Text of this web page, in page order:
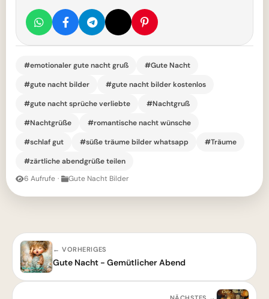
#emotionaler gute nacht gruß
#Gute Nacht
#gute nacht bilder
#gute nacht bilder kostenlos
#gute nacht sprüche verliebte
#Nachtgruß
#Nachtgrüße
#romantische nacht wünsche
#schlaf gut
#süße träume bilder whatsapp
#Träume
#zärtliche abendgrüße teilen
6 Aufrufe · Gute Nacht Bilder
← VORHERIGES
Gute Nacht - Gemütlicher Abend